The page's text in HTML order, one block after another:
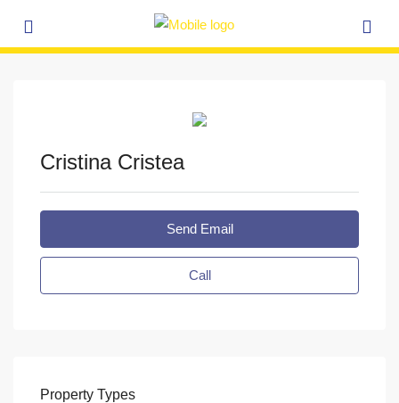
Cristina Cristea
Send Email
Call
Property Types